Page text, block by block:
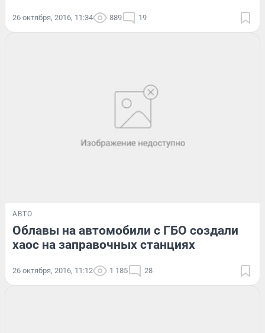
26 октября, 2016, 11:34 889 19
АВТО
Облавы на автомобили с ГБО создали
хаос на заправочных станциях
26 октября, 2016, 11:12 1 185 28